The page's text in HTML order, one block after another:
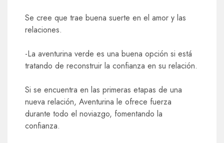
Se cree que trae buena suerte en el amor y las
relaciones.
-La aventurina verde es una buena opción si está
tratando de reconstruir la confianza en su relación.
Si se encuentra en las primeras etapas de una
nueva relación, Aventurina le ofrece fuerza
durante todo el noviazgo, fomentando la
confianza.